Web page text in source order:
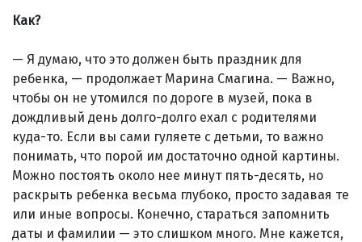
Как?
— Я думаю, что это должен быть праздник для
ребенка, — продолжает Марина Смагина. — Важно,
чтобы он не утомился по дороге в музей, пока в
дождливый день долго-долго ехал с родителями
куда-то. Если вы сами гуляете с детьми, то важно
понимать, что порой им достаточно одной картины.
Можно постоять около нее минут пять-десять, но
раскрыть ребенка весьма глубоко, просто задавая те
или иные вопросы. Конечно, стараться запомнить
даты и фамилии — это слишком много. Мне кажется,